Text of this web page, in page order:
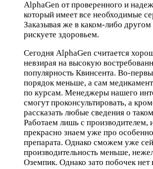
AlphaGen от проверенного и
который имеет все необходимые
Заказывая же в каком-либо
рискуете здоровьем.
Сегодня AlphaGen считается
невзирая на высокую
популярность Квинсента. Во-
порядок меньше, а сам
по курсам. Менеджеры нашего
смогут проконсультировать, а
рассказать любые сведения о
Работаем лишь с производителем,
прекрасно знаем уже про
препарата. Однако сможем уже
производительность меньше,
Оземпик. Однако зато побочек